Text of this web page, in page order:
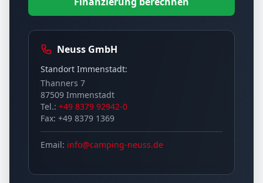
Neuss GmbH
Standort Immenstadt:
Thanners 7
87509 Immenstadt
Tel.: +49 8379 92942-0
Fax: +49 8379 1369
Email: info@camping-neuss.de